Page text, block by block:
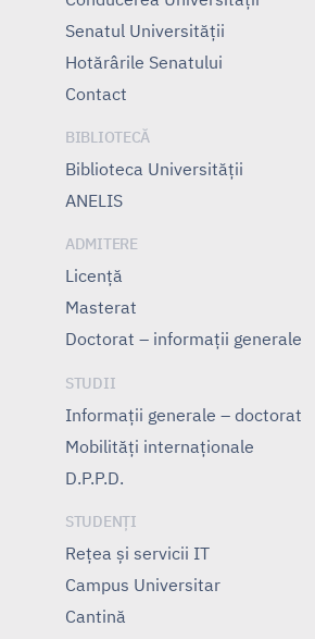
Senatul Universității
Hotărârile Senatului
Contact
BIBLIOTECĂ
Biblioteca Universității
ANELIS
ADMITERE
Licență
Masterat
Doctorat – informații generale
STUDII
Informații generale – doctorat
Mobilități internaționale
D.P.P.D.
STUDENȚI
Rețea și servicii IT
Campus Universitar
Cantină